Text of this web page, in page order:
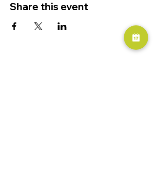
Share this event